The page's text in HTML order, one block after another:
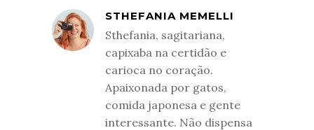
STHEFANIA MEMELLI
Sthefania, sagitariana,
capixaba na certidão e
carioca no coração.
Apaixonada por gatos,
comida japonesa e gente
interessante. Não dispensa